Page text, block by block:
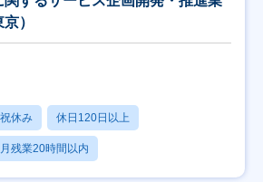
）
休み 休日120日以上
月残業20時間以内